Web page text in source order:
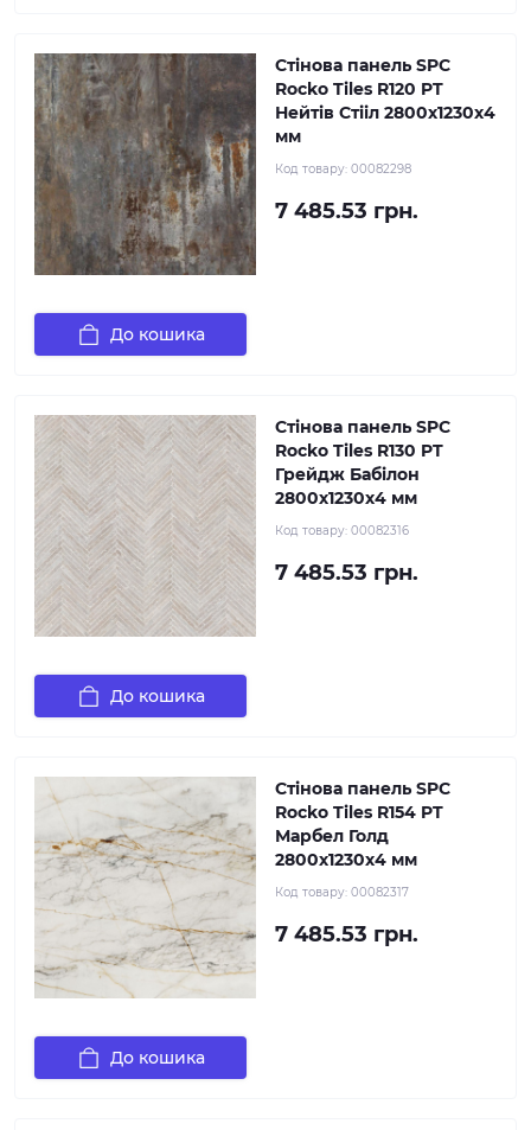
Стінова панель SPC
Rocko Tiles R120 PT
Нейтів Стііл 2800х1230х4
мм
Код товару: 00082298
7 485.53 грн.
До кошика
Стінова панель SPC
Rocko Tiles R130 PT
Грейдж Бабілон
2800х1230х4 мм
Код товару: 00082316
7 485.53 грн.
До кошика
Стінова панель SPC
Rocko Tiles R154 PT
Марбел Голд
2800х1230х4 мм
Код товару: 00082317
7 485.53 грн.
До кошика